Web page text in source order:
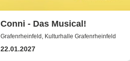
Conni - Das Musical!
Grafenrheinfeld, Kulturhalle Grafenrheinfeld
22.01.2027